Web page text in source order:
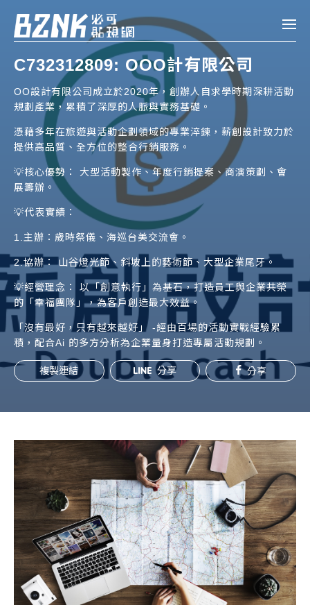
Bznk 必可貼現網
帳款轉讓
投資
申貸
企業融資
企業專案融資
個人融資
房屋副擔保融資
常見問題
帳款轉讓
企業專案融資
房屋副擔保融資
平台操作
知識專區
平台介紹
註冊 登入
C732312809: OOO計有限公司
OO設計有限公司成立於2020年，創辦人自求學時期深耕活動
規劃產業，累積了深厚的人脈與實務基礎。
憑藉多年在旅遊與活動企劃領域的專業淬鍊，薪創設計致力於
提供高品質、全方位的整合行銷服務。
💡核心優勢： 大型活動製作、年度行銷提案、商演策劃、會
展籌辦。
💡代表實績：
1.主辦：歲時祭儀、海巡台美交流會。
2.協辦： 山谷燈光節、斜坡上的藝術節、大型企業尾牙。
💡經營理念： 以「創意執行」為基石，打造員工與企業共榮
的「幸福團隊」，為客戶創造最大效益。
「沒有最好，只有越來越好」 -經由百場的活動實戰經驗累
積，配合Ai 的多方分析為企業量身打造專屬活動規劃。
複製連結 分享 分享